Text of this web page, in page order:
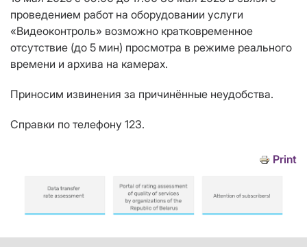
проведением работ на оборудовании услуги
«Видеоконтроль» возможно кратковременное
отсутствие (до 5 мин) просмотра в режиме реального
времени и архива на камерах.
Приносим извинения за причинённые неудобства.
Справки по телефону 123.
Print